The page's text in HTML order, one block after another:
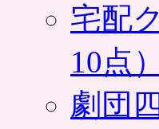
宅配
10点
劇団